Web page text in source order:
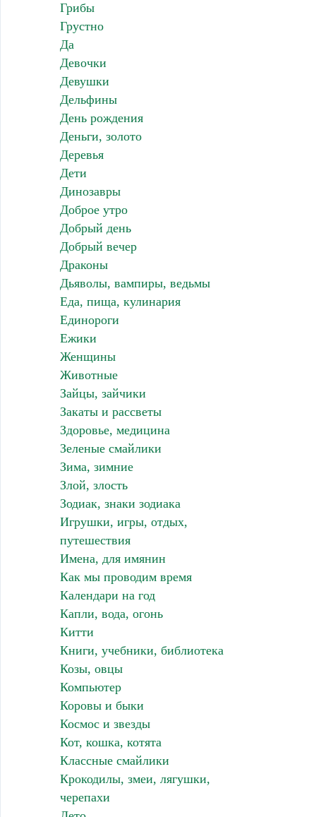
Грибы
Грустно
Да
Девочки
Девушки
Дельфины
День рождения
Деньги, золото
Деревья
Дети
Динозавры
Доброе утро
Добрый день
Добрый вечер
Драконы
Дьяволы, вампиры, ведьмы
Еда, пища, кулинария
Единороги
Ежики
Женщины
Животные
Зайцы, зайчики
Закаты и рассветы
Здоровье, медицина
Зеленые смайлики
Зима, зимние
Злой, злость
Зодиак, знаки зодиака
Игрушки, игры, отдых,
путешествия
Имена, для имянин
Как мы проводим время
Календари на год
Капли, вода, огонь
Китти
Книги, учебники, библиотека
Козы, овцы
Компьютер
Коровы и быки
Космос и звезды
Кот, кошка, котята
Классные смайлики
Крокодилы, змеи, лягушки,
черепахи